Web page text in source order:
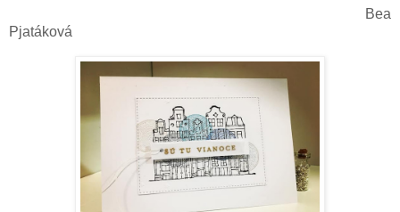
Bea
Pjatáková